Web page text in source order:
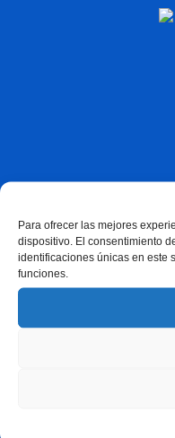
Para ofrecer las mejores
dispositivo. El consentimiento
identificaciones únicas en este
funciones.